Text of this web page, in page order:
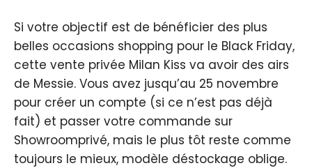
Si votre objectif est de bénéficier des plus
belles occasions shopping pour le Black Friday,
cette vente privée Milan Kiss va avoir des airs
de Messie. Vous avez jusqu’au 25 novembre
pour créer un compte (si ce n’est pas déjà
fait) et passer votre commande sur
Showroomprivé, mais le plus tôt reste comme
toujours le mieux, modèle déstockage oblige.